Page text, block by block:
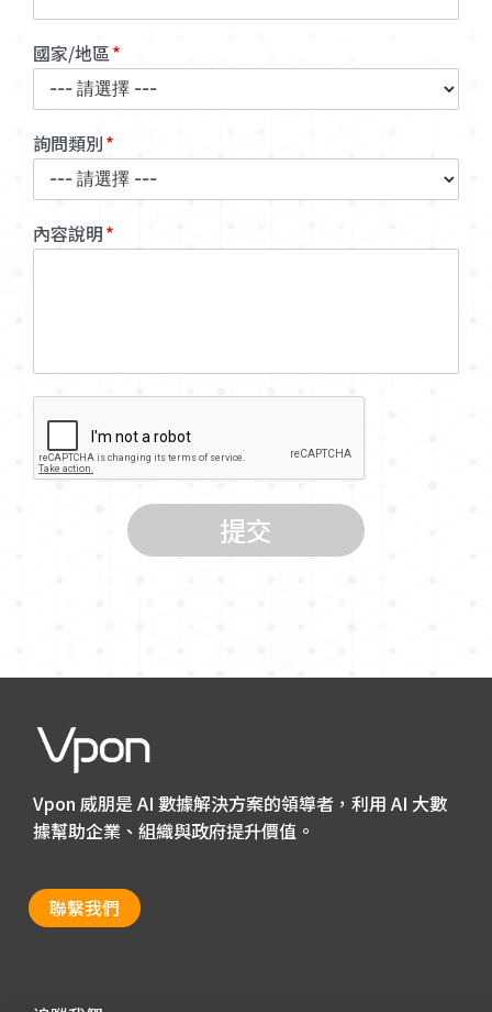
國家/地區
詢問類別
內容說明
Vpon 威朋是 AI 數據解決方案的領導者，利用 AI 大數
據幫助企業、組織與政府提升價值。
聯繫我們